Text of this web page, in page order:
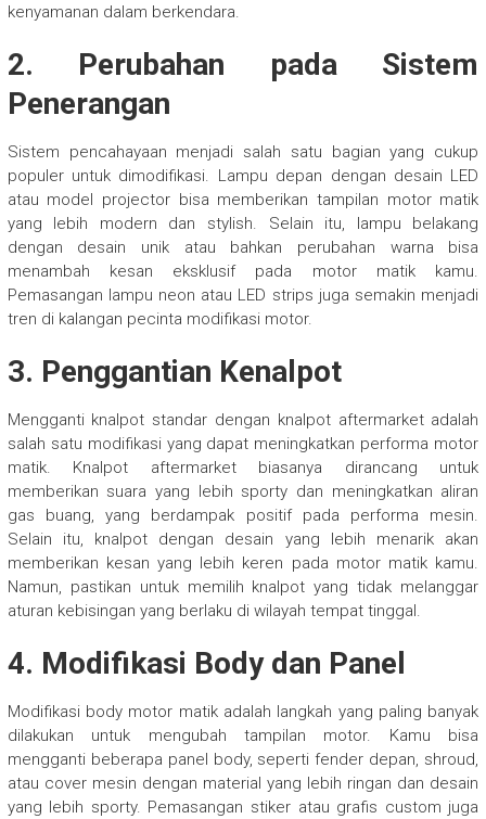
kenyamanan dalam berkendara.
2. Perubahan pada Sistem
Penerangan
Sistem pencahayaan menjadi salah satu bagian yang cukup
populer untuk dimodifikasi. Lampu depan dengan desain LED
atau model projector bisa memberikan tampilan motor matik
yang lebih modern dan stylish. Selain itu, lampu belakang
dengan desain unik atau bahkan perubahan warna bisa
menambah kesan eksklusif pada motor matik kamu.
Pemasangan lampu neon atau LED strips juga semakin menjadi
tren di kalangan pecinta modifikasi motor.
3. Penggantian Kenalpot
Mengganti knalpot standar dengan knalpot aftermarket adalah
salah satu modifikasi yang dapat meningkatkan performa motor
matik. Knalpot aftermarket biasanya dirancang untuk
memberikan suara yang lebih sporty dan meningkatkan aliran
gas buang, yang berdampak positif pada performa mesin.
Selain itu, knalpot dengan desain yang lebih menarik akan
memberikan kesan yang lebih keren pada motor matik kamu.
Namun, pastikan untuk memilih knalpot yang tidak melanggar
aturan kebisingan yang berlaku di wilayah tempat tinggal.
4. Modifikasi Body dan Panel
Modifikasi body motor matik adalah langkah yang paling banyak
dilakukan untuk mengubah tampilan motor. Kamu bisa
mengganti beberapa panel body, seperti fender depan, shroud,
atau cover mesin dengan material yang lebih ringan dan desain
yang lebih sporty. Pemasangan stiker atau grafis custom juga